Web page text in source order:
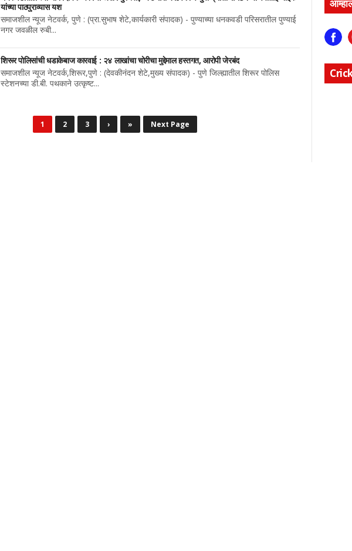
यांच्या पाठपुराव्यास यश
समाजशील न्यूज नेटवर्क, पुणे : (प्रा.सुभाष शेटे,कार्यकारी संपादक) - पुण्याच्या धनकवडी परिसरातील पुण्याई
नगर जवळील रुबी...
शिरूर पोलिसांची धडाकेबाज कारवाई : २४ लाखांचा चोरीचा मुद्देमाल हस्तगत, आरोपी जेरबंद
समाजशील न्यूज नेटवर्क,शिरूर,पुणे : (देवकीनंदन शेटे,मुख्य संपादक) - पुणे जिल्ह्यातील शिरूर पोलिस
स्टेशनच्या डी.बी. पथकाने उत्कृष्ट...
1 2 3 › » Next Page